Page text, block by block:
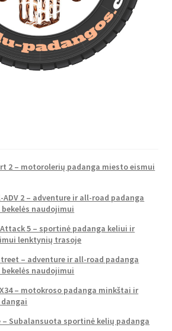
2 – motorolerių padanga miesto eismui
2 – adventure ir all-road padanga
naudojimui
5 – sportinė padanga keliui ir
lenktynių trasoje
– adventure ir all-road padanga
naudojimui
– motokroso padanga minkštai ir
– Subalansuota sportinė kelių padanga